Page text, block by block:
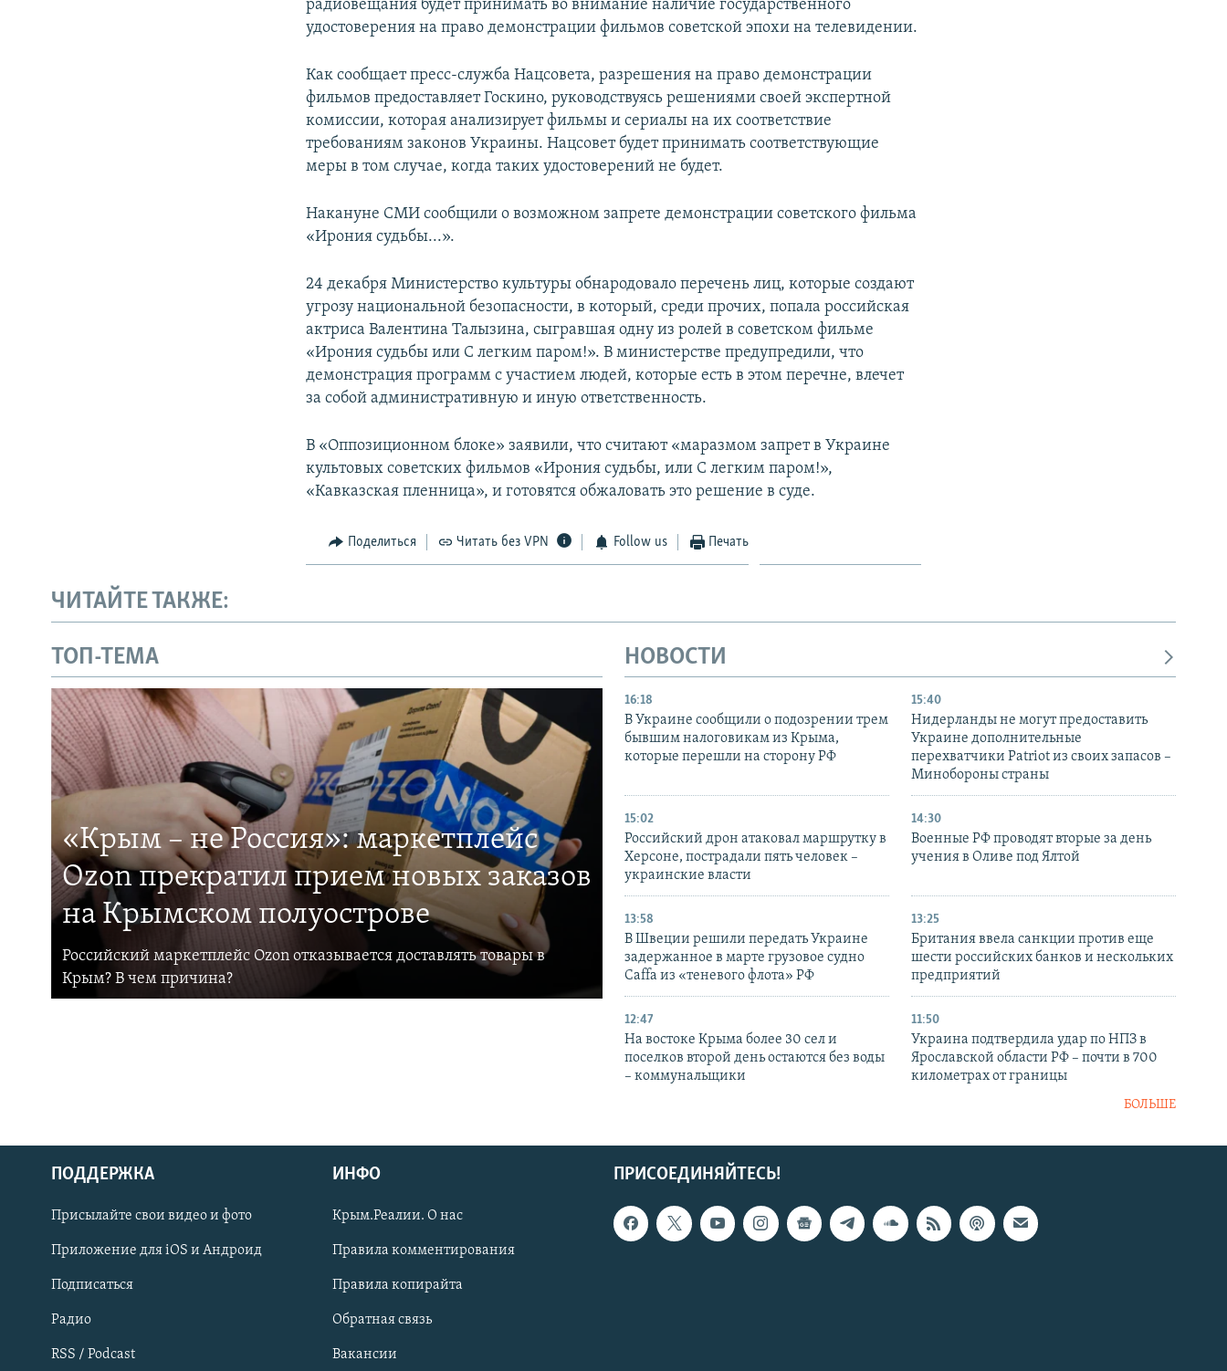
Українською
Qırımtatar
ПРИСОЕДИНЯЙТЕСЬ!
радиовещания будет принимать во внимание наличие государственного
удостоверения на право демонстрации фильмов советской эпохи на телевидении.
Как сообщает пресс-служба Нацсовета, разрешения на право демонстрации
фильмов предоставляет Госкино, руководствуясь решениями своей экспертной
комиссии, которая анализирует фильмы и сериалы на их соответствие
требованиям законов Украины. Нацсовет будет принимать соответствующие
меры в том случае, когда таких удостоверений не будет.
Накануне СМИ сообщили о возможном запрете демонстрации советского фильма
«Ирония судьбы...».
24 декабря Министерство культуры обнародовало перечень лиц, которые создают
угрозу национальной безопасности, в который, среди прочих, попала российская
актриса Валентина Талызина, сыгравшая одну из ролей в советском фильме
«Ирония судьбы или С легким паром!». В министерстве предупредили, что
демонстрация программ с участием людей, которые есть в этом перечне, влечет
за собой административную и иную ответственность.
В «Оппозиционном блоке» заявили, что считают «маразмом запрет в Украине
культовых советских фильмов «Ирония судьбы, или С легким паром!»,
«Кавказская пленница», и готовятся обжаловать это решение в суде.
Поделиться Читать без VPN Follow us Печать
ЧИТАЙТЕ ТАКЖЕ:
ТОП-ТЕМА
«Крым – не Россия»: маркетплейс
Ozon прекратил прием новых заказов
на Крымском полуострове
Российский маркетплейс Ozon отказывается доставлять товары в
Крым? В чем причина?
НОВОСТИ
16:18
В Украине сообщили о подозрении трем
бывшим налоговикам из Крыма,
которые перешли на сторону РФ
15:40
Нидерланды не могут предоставить
Украине дополнительные
перехватчики Patriot из своих запасов –
Минобороны страны
15:02
Российский дрон атаковал маршрутку в
Херсоне, пострадали пять человек –
украинские власти
14:30
Военные РФ проводят вторые за день
учения в Оливе под Ялтой
13:58
В Швеции решили передать Украине
задержанное в марте грузовое судно
Caffa из «теневого флота» РФ
13:25
Британия ввела санкции против еще
шести российских банков и нескольких
предприятий
12:47
На востоке Крыма более 30 сел и
поселков второй день остаются без воды
– коммунальщики
11:50
Украина подтвердила удар по НПЗ в
Ярославской области РФ – почти в 700
километрах от границы
БОЛЬШЕ
ПРИСОЕДИНЯЙТЕСЬ!
ПОДДЕРЖКА
Присылайте свои видео и фото
Приложение для iOS и Андроид
Подписаться
Радио
RSS / Podcast
ИНФО
Крым.Реалии. О нас
Правила комментирования
Правила копирайта
Обратная связь
Вакансии